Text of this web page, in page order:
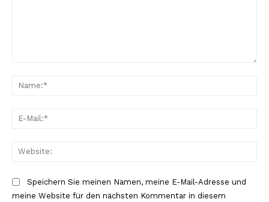
Speichern Sie meinen Namen, meine E-Mail-Adresse und
meine Website für den nächsten Kommentar in diesem